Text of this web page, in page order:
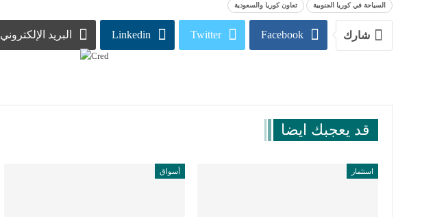
السياحة في كوريا الجنوبية تعاون كوريا والسعودية
شارك Facebook
Twitter
Linkedin البريد الإلكتروني
قد يعجبك ايضا
استثمار أسواق